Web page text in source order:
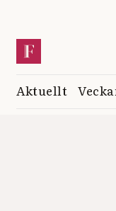
Aktuellt